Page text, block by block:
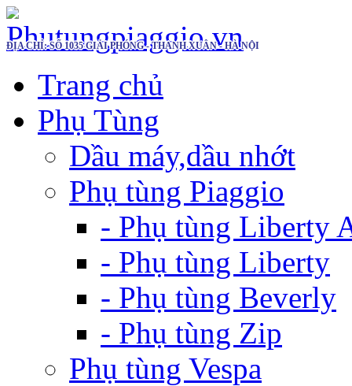
ĐỊA CHỈ: SỐ 1035 GIẢI PHÓNG - THANH XUÂN - HÀ NỘI
Trang chủ
Phụ Tùng
Dầu máy,dầu nhớt
Phụ tùng Piaggio
- Phụ tùng Liberty
- Phụ tùng Liberty
- Phụ tùng Beverly
- Phụ tùng Zip
Phụ tùng Vespa